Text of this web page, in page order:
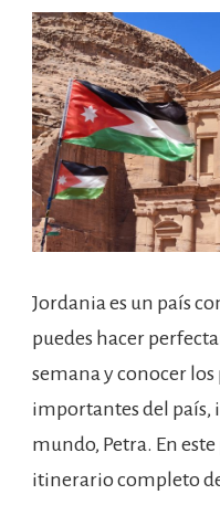
Jordania es un país
puedes hacer
semana y conocer
importantes del país,
mundo, Petra. En
itinerario completo